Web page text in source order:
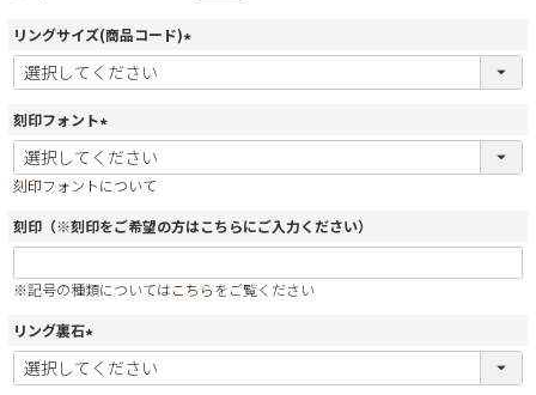
リングサイズ(商品コード)
(
刻印フォント
(
必
須
刻印フォントについて
刻印（※刻印をご希望の方はこちらにご入力ください）
※記号の種類についてはこちらをご覧ください
リング裏石
(
必